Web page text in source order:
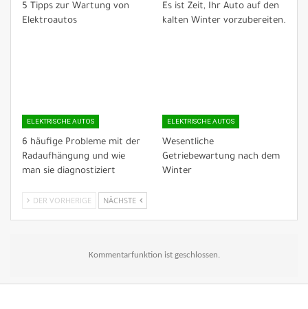
5 Tipps zur Wartung von
Elektroautos
Es ist Zeit, Ihr Auto auf den
kalten Winter vorzubereiten.
ELEKTRISCHE AUTOS
6 häufige Probleme mit der
Radaufhängung und wie
man sie diagnostiziert
ELEKTRISCHE AUTOS
Wesentliche
Getriebewartung nach dem
Winter
DER VORHERIGE NÄCHSTE
Kommentarfunktion ist geschlossen.